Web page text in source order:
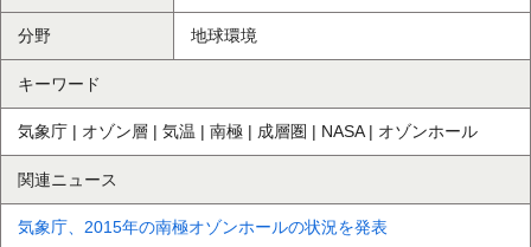
分野 地球環境
キーワード
気象庁 | オゾン層 | 気温 | 南極 | 成層圏 | NASA | オゾンホール
関連ニュース
気象庁、2015年の南極オゾンホールの状況を発表